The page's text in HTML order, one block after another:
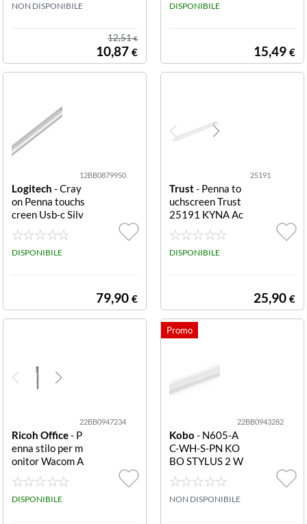
CK
NON DISPONIBILE
12,51€
10,87 €
pacitiva 2 in 1
DISPONIBILE
15,49 €
12BB0879950
Logitech - Cray
on Penna touchs
creen Usb-c Silv
er Usb C
DISPONIBILE
79,90 €
25191
Trust- Penna to
uchscreen Trust
25191 KYNA Ac
tive Stylus USB
C White Active
Stylus USB C
DISPONIBILE
25,90 €
22BB0947234
Ricoh Office- P
enna stilo per m
onitor Wacom A
ES2.0 PENNA S
TILO TIPO1 M
ONITOR RICO
DISPONIBILE
22BB0943282
Kobo - N605-A
C-WH-S-PN KO
BO STYLUS 2 W
HITE
NON DISPONIBILE